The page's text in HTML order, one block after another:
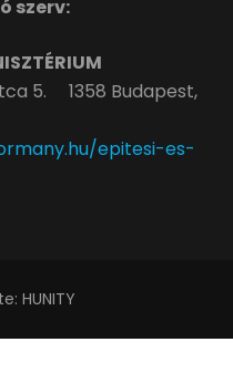
szerv:
5. 1358 Budapest,
epitesi-es-
HUNITY